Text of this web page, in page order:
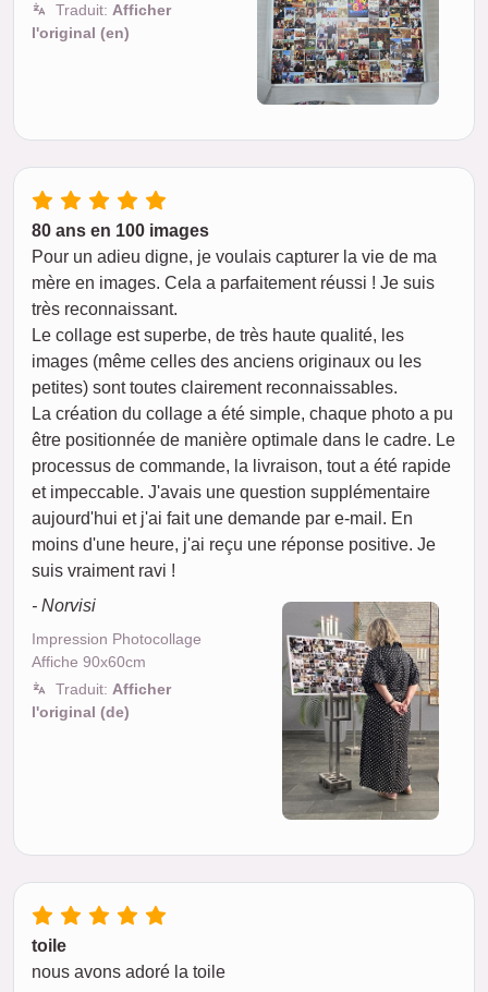
Traduit: Afficher
l'original (en)
80 ans en 100 images
Pour un adieu digne, je voulais capturer la vie de ma
mère en images. Cela a parfaitement réussi ! Je suis
très reconnaissant.
Le collage est superbe, de très haute qualité, les
images (même celles des anciens originaux ou les
petites) sont toutes clairement reconnaissables.
La création du collage a été simple, chaque photo a pu
être positionnée de manière optimale dans le cadre. Le
processus de commande, la livraison, tout a été rapide
et impeccable. J'avais une question supplémentaire
aujourd'hui et j'ai fait une demande par e-mail. En
moins d'une heure, j'ai reçu une réponse positive. Je
suis vraiment ravi !
- Norvisi
Impression Photocollage
Affiche 90x60cm
Traduit: Afficher
l'original (de)
toile
nous avons adoré la toile